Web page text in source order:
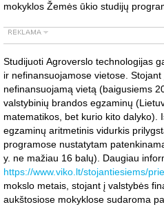
mokyklos Žemės ūkio studijų
Studijuoti Agroverslo technologijas
ir nefinansuojamose vietose.
nefinansuojamą vietą (baigusiems
valstybinių brandos egzaminų
matematikos, bet kurio kito dalyko).
egzaminų aritmetinis vidurkis
programose nustatytam
y. ne mažiau 16 balų). Daugiau
https://www.viko.lt/stojantiesiems/
mokslo metais, stojant į valstybės
aukštosiose mokyklose sudaroma